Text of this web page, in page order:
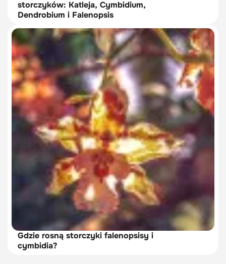
storczyków: Katleja, Cymbidium,
Dendrobium i Falenopsis
Gdzie rosną storczyki falenopsisy i
cymbidia?